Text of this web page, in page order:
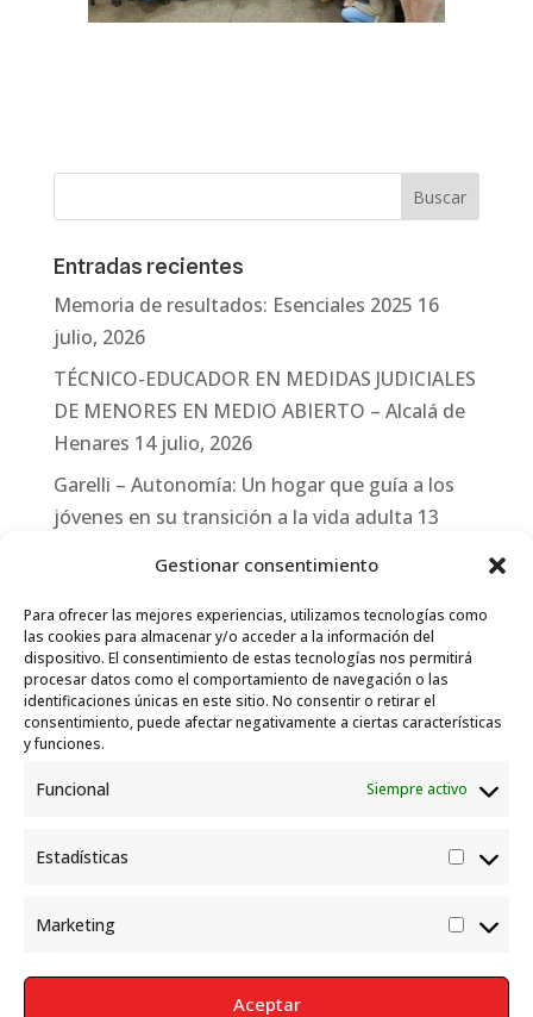
Gestionar consentimiento
Para ofrecer las mejores experiencias, utilizamos tecnologías como
las cookies para almacenar y/o acceder a la información del
dispositivo. El consentimiento de estas tecnologías nos permitirá
procesar datos como el comportamiento de navegación o las
identificaciones únicas en este sitio. No consentir o retirar el
consentimiento, puede afectar negativamente a ciertas características
y funciones.
Funcional Siempre activo
Estadísticas
Marketing
Aceptar
Entradas recientes
Memoria de resultados: Esenciales 2025 16
julio, 2026
TÉCNICO-EDUCADOR EN MEDIDAS JUDICIALES
DE MENORES EN MEDIO ABIERTO – Alcalá de
Henares 14 julio, 2026
Garelli – Autonomía: Un hogar que guía a los
jóvenes en su transición a la vida adulta 13
Garelli-Refugio: Acciones de empleo en el
marco del Sistema de Acogida de Protección
Internacional 10 julio, 2026